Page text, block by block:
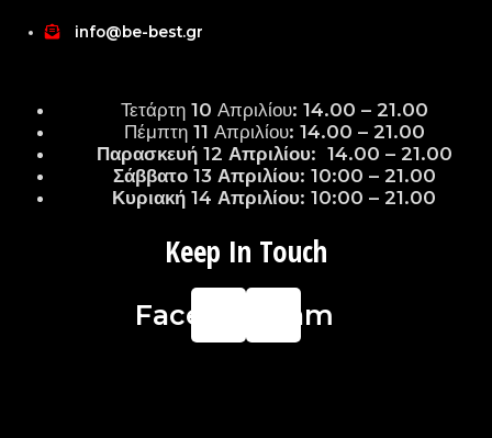
info@be-best.gr
Τετάρτη 10 Απριλίου: 14.00 – 21.00
Πέμπτη 11 Απριλίου: 14.00 – 21.00
Παρασκευή 12 Απριλίου: 14.00 – 21.00
Σάββατο 13 Απριλίου: 10:00 – 21.00
Κυριακή 14 Απριλίου: 10:00 – 21.00
Keep In Touch
Facebook
Instagram